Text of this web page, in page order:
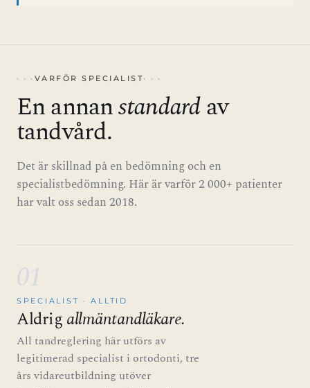
VARFÖR SPECIALIST
En annanstandardav
tandvård.
Det är skillnad på en bedömning och en
specialistbedömning. Här är varför 2 000+ patienter
har valt oss sedan 2018.
01
SPECIALIST · ALLTID
Aldrigallmäntandläkare.
All tandreglering här utförs av
legitimerad specialist i ortodonti, tre
års vidareutbildning utöver